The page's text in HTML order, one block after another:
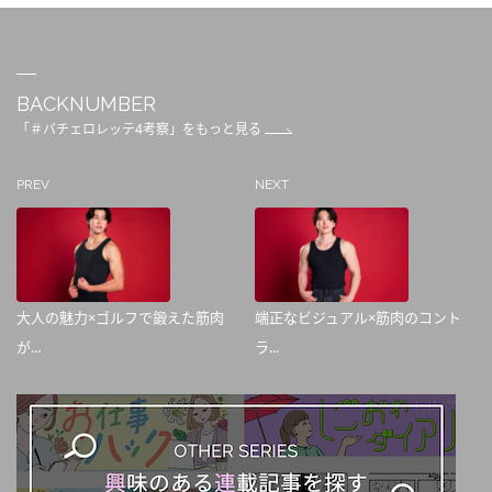
BACKNUMBER
「＃バチェロレッテ4考察」をもっと見る
PREV
大人の魅力×ゴルフで鍛えた筋肉
が...
NEXT
端正なビジュアル×筋肉のコント
ラ...